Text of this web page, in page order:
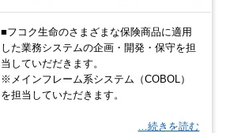
■フコク⽣命のさまざまな保険商品に適用
した業務システムの企画・開発・保守を担
当していだだきます。
※メインフレーム系システム（COBOL）
を担当していただきます。
…続きを読む